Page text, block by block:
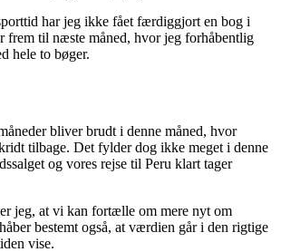
har jeg ikke fået færdiggjort en bog i
frem til næste måned, hvor jeg forhåbentlig
hele to bøger.
bliver brudt i denne måned, hvor
tilbage. Det fylder dog ikke meget i denne
og vores rejse til Peru klart tager
jeg, at vi kan fortælle om mere nyt om
bestemt også, at værdien går i den rigtige
vise.